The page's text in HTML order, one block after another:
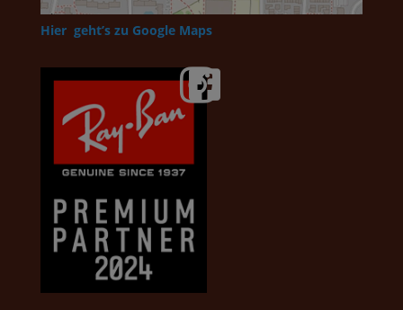
Hier geht’s zu Google Maps

